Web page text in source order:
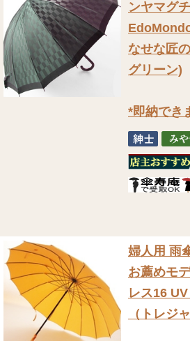
ンヤマグチ
なせな匠
グリーン)
*即納でき
婦人用 雨
お薦めモ
レス16
（トレジ